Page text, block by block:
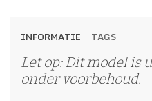
INFORMATIE TAGS
Let op: Dit model is
onder voorbehoud.